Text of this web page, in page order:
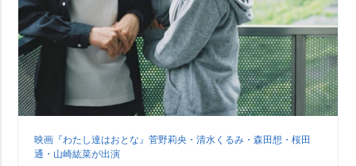
映画『わたし達はおとな』菅野莉央・清水くるみ・森田想・桜田
通・山崎紘菜が出演